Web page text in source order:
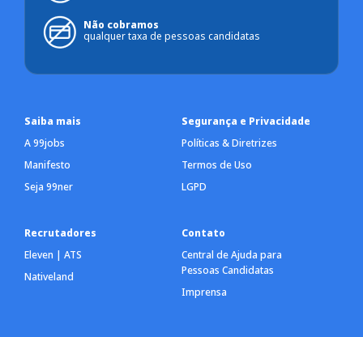
Saiba mais
A 99jobs
Manifesto
Seja 99ner
Segurança e Privacidade
Políticas & Diretrizes
Termos de Uso
LGPD
Recrutadores
Eleven | ATS
Nativeland
Contato
Central de Ajuda para
Pessoas Candidatas
Imprensa
Não cobramos
qualquer taxa de pessoas candidatas